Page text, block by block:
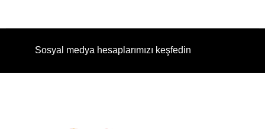
Sosyal medya hesaplarımızı keşfedin